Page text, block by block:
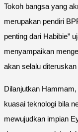
Tokoh bangsa yang
merupakan pendiri
penting dari Habibie”
menyampaikan
akan selalu diteruskan
Dilanjutkan
kuasai teknologi bila
mewujudkan impian